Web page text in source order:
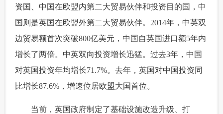
资国、中国在欧盟内第二大贸易伙伴和投资目的国，中
国则是英国在欧盟外第二大贸易伙伴。2014年，中英双
边贸易额首次突破800亿美元，中国自英国进口额5年内
增长了两倍。中英双向投资增长迅猛。过去3年，中国
对英国投资年均增长71.7%。去年，英国对中国投资同
比增长87.6%，增速位居欧盟大国首位。
当前，英国政府制定了基础设施改造升级、打